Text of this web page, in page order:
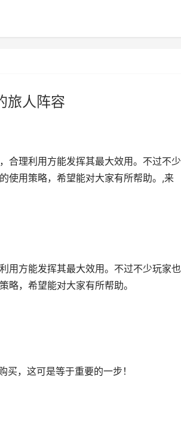
旅人阵容
合理利用方能发挥其最大效用。不过不少
使用策略，希望能对大家有所帮助。,来
用方能发挥其最大效用。不过不少玩家也
略，希望能对大家有所帮助。
，这可是等于重要的一步！